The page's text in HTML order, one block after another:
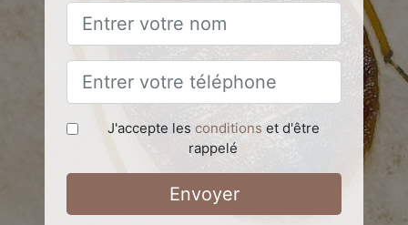
J'accepte les conditions et d'être
rappelé
Envoyer